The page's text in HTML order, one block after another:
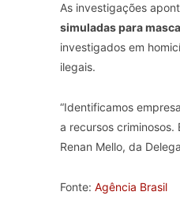
As investigações
simuladas para
investigados em
ilegais.
“Identificamos
a recursos
Renan Mello, da
Fonte: Agência Brasil